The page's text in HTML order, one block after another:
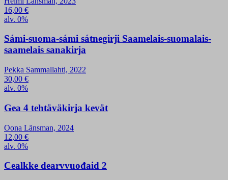
16,00 €
alv. 0%
Sámi-suoma-sámi sátnegirji Saamelais-suomalais-
saamelais sanakirja
Pekka Sammallahti, 2022
30,00 €
alv. 0%
Gea 4 tehtäväkirja kevät
Oona Länsman, 2024
12,00 €
alv. 0%
Cealkke dearvvuođaid 2